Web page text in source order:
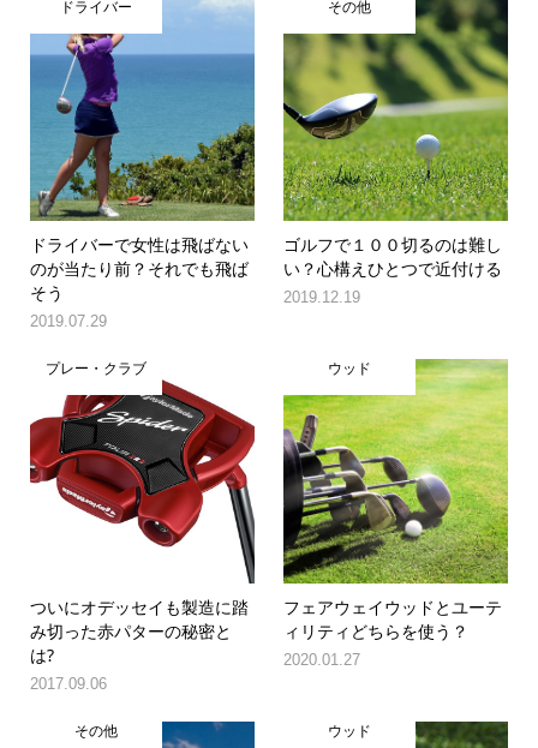
ドライバー
ドライバーで女性は飛ばない
のが当たり前？それでも飛ば
そう
2019.07.29
その他
ゴルフで１００切るのは難し
い？心構えひとつで近付ける
2019.12.19
プレー・クラブ
ついにオデッセイも製造に踏
み切った赤パターの秘密と
は?
2017.09.06
ウッド
フェアウェイウッドとユーテ
ィリティどちらを使う？
2020.01.27
その他 ウッド